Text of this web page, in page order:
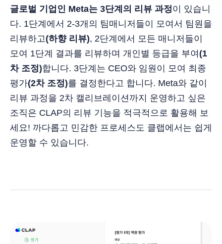
글로벌 기업인 Meta는 3단계의 리뷰 과정이 있습니
다. 1단계에서 2-3개의 팀매니저들이 모여서 팀원을
리뷰하고(하향 리뷰), 2단계에서 모든 매니저들이
모여 1단계 결과를 리뷰하며 개인별 등급을 부여 (1
차 조정)합니다. 3단계는 CEO와 임원이 모여 최종
평가(2차 조정)를 결정한다고 합니다. Meta와 같이
리뷰 과정을 2차 캘리브레이션까지 운영하고 싶은
조직은 CLAP의 리뷰 기능을 적극적으로 활용해 보
세요! 까다롭고 민감한 프로세스도 클랩에서는 쉽게
운영할 수 있습니다.